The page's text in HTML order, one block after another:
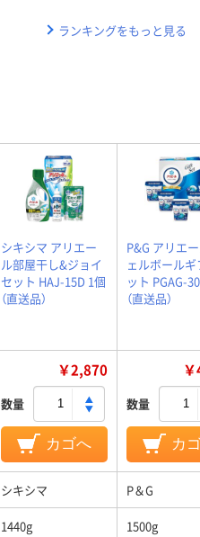
ランキングをもっと見る
シキシマ アリエー
ル部屋干し&ジョイ
セット HAJ-15D 1個
（直送品）
P&G アリエ
ェルボール
ット PGAG-
（直送品）
￥2,870
数量
カゴへ
数量
カ
シキシマ P＆G
1440g 1500g